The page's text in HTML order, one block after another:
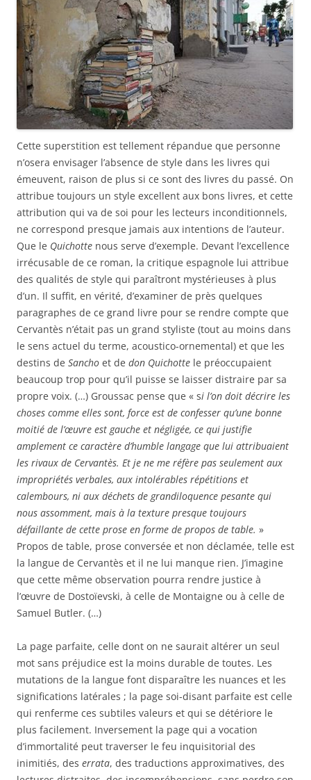
Cette superstition est tellement répandue que personne
n’osera envisager l’absence de style dans les livres qui
émeuvent, raison de plus si ce sont des livres du passé. On
attribue toujours un style excellent aux bons livres, et cette
attribution qui va de soi pour les lecteurs inconditionnels,
ne correspond presque jamais aux intentions de l’auteur.
Que le Quichotte nous serve d’exemple. Devant l’excellence
irrécusable de ce roman, la critique espagnole lui attribue
des qualités de style qui paraîtront mystérieuses à plus
d’un. Il suffit, en vérité, d’examiner de près quelques
paragraphes de ce grand livre pour se rendre compte que
Cervantès n’était pas un grand styliste (tout au moins dans
le sens actuel du terme, acoustico-ornemental) et que les
destins de Sancho et de don Quichotte le préoccupaient
beaucoup trop pour qu’il puisse se laisser distraire par sa
propre voix. (…) Groussac pense que « si l’on doit décrire les
choses comme elles sont, force est de confesser qu’une bonne
moitié de l’œuvre est gauche et négligée, ce qui justifie
amplement ce caractère d’humble langage que lui attribuaient
les rivaux de Cervantès. Et je ne me réfère pas seulement aux
impropriétés verbales, aux intolérables répétitions et
calembours, ni aux déchets de grandiloquence pesante qui
nous assomment, mais à la texture presque toujours
défaillante de cette prose en forme de propos de table. »
Propos de table, prose conversée et non déclamée, telle est
la langue de Cervantès et il ne lui manque rien. J’imagine
que cette même observation pourra rendre justice à
l’œuvre de Dostoïevski, à celle de Montaigne ou à celle de
Samuel Butler. (…)
La page parfaite, celle dont on ne saurait altérer un seul
mot sans préjudice est la moins durable de toutes. Les
mutations de la langue font disparaître les nuances et les
significations latérales ; la page soi-disant parfaite est celle
qui renferme ces subtiles valeurs et qui se détériore le
plus facilement. Inversement la page qui a vocation
d’immortalité peut traverser le feu inquisitorial des
inimitiés, des errata, des traductions approximatives, des